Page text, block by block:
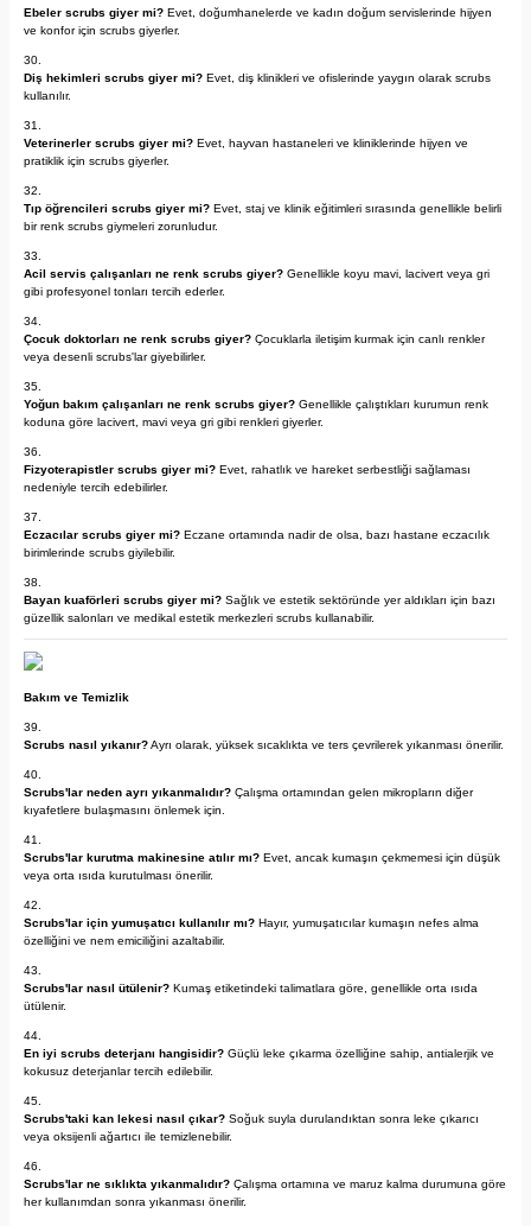
Ebeler scrubs giyer mi? Evet, doğumhanelerde ve kadın doğum servislerinde hijyen
ve konfor için scrubs giyerler.
Diş hekimleri scrubs giyer mi? Evet, diş klinikleri ve ofislerinde yaygın olarak scrubs
kullanılır.
Veterinerler scrubs giyer mi? Evet, hayvan hastaneleri ve kliniklerinde hijyen ve
pratiklik için scrubs giyerler.
Tıp öğrencileri scrubs giyer mi? Evet, staj ve klinik eğitimleri sırasında genellikle belirli
bir renk scrubs giymeleri zorunludur.
Acil servis çalışanları ne renk scrubs giyer? Genellikle koyu mavi, lacivert veya gri
gibi profesyonel tonları tercih ederler.
Çocuk doktorları ne renk scrubs giyer? Çocuklarla iletişim kurmak için canlı renkler
veya desenli scrubs'lar giyebilirler.
Yoğun bakım çalışanları ne renk scrubs giyer? Genellikle çalıştıkları kurumun renk
koduna göre lacivert, mavi veya gri gibi renkleri giyerler.
Fizyoterapistler scrubs giyer mi? Evet, rahatlık ve hareket serbestliği sağlaması
nedeniyle tercih edebilirler.
Eczacılar scrubs giyer mi? Eczane ortamında nadir de olsa, bazı hastane eczacılık
birimlerinde scrubs giyilebilir.
Bayan kuaförleri scrubs giyer mi? Sağlık ve estetik sektöründe yer aldıkları için bazı
güzellik salonları ve medikal estetik merkezleri scrubs kullanabilir.
Bakım ve Temizlik
Scrubs nasıl yıkanır?Ayrı olarak, yüksek sıcaklıkta ve ters çevrilerek yıkanması önerilir.
Scrubs'lar neden ayrı yıkanmalıdır? Çalışma ortamından gelen mikropların diğer
kıyafetlere bulaşmasını önlemek için.
Scrubs'lar kurutma makinesine atılır mı? Evet, ancak kumaşın çekmemesi için düşük
veya orta ısıda kurutulması önerilir.
Scrubs'lar için yumuşatıcı kullanılır mı? Hayır, yumuşatıcılar kumaşın nefes alma
özelliğini ve nem emiciliğini azaltabilir.
Scrubs'lar nasıl ütülenir? Kumaş etiketindeki talimatlara göre, genellikle orta ısıda
ütülenir.
En iyi scrubs deterjanı hangisidir? Güçlü leke çıkarma özelliğine sahip, antialerjik ve
kokusuz deterjanlar tercih edilebilir.
Scrubs'taki kan lekesi nasıl çıkar? Soğuk suyla durulandıktan sonra leke çıkarıcı
veya oksijenli ağartıcı ile temizlenebilir.
Scrubs'lar ne sıklıkta yıkanmalıdır? Çalışma ortamına ve maruz kalma durumuna göre
her kullanımdan sonra yıkanması önerilir.